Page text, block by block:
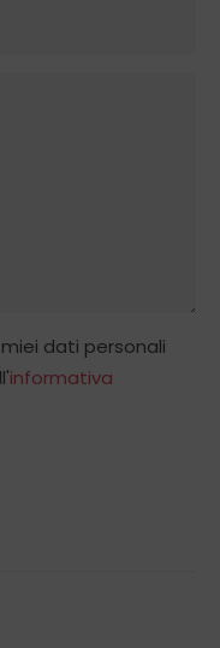
dati personali
informativa